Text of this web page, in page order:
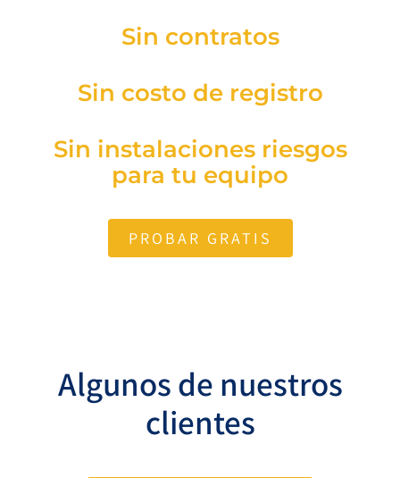
Sin contratos
Sin costo de registro
Sin instalaciones riesgos
para tu equipo
PROBAR GRATIS
Algunos de nuestros
clientes